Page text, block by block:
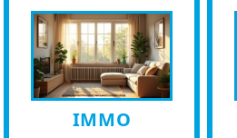
IMMO